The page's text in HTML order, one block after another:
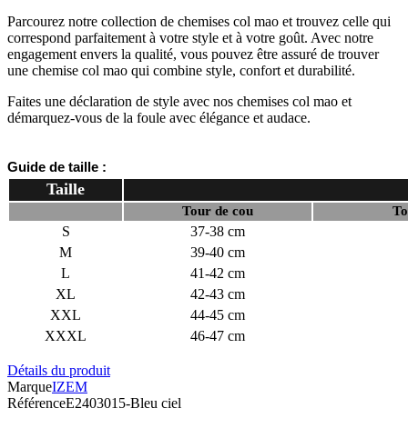
Parcourez notre collection de chemises col mao et trouvez celle qui
correspond parfaitement à votre style et à votre goût. Avec notre
engagement envers la qualité, vous pouvez être assuré de trouver
une chemise col mao qui combine style, confort et durabilité.
Faites une déclaration de style avec nos chemises col mao et
démarquez-vous de la foule avec élégance et audace.
Guide de taille :
Taille
Tour de cou
S
37-38 cm
M
39-40 cm
L
41-42 cm
XL
42-43 cm
XXL
44-45 cm
XXXL
46-47 cm
Détails du produit
MarqueIZEM
RéférenceE2403015-Bleu ciel